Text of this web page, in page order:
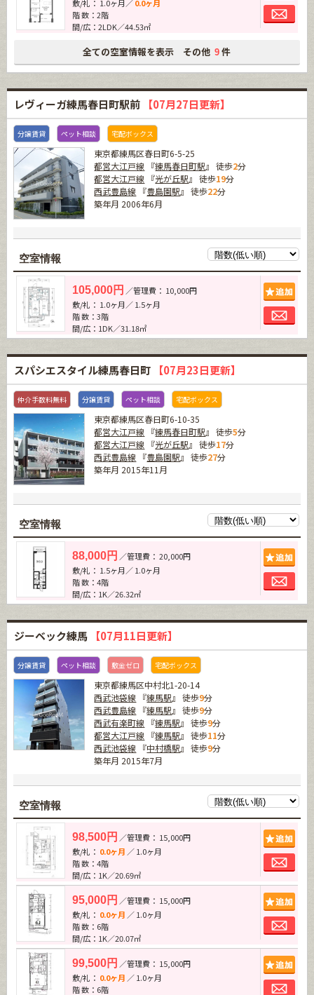
敷/礼： 1.0ヶ月／0.0ヶ月
階 数：2階
間/広：2LDK／44.53㎡
全ての空室情報を表示 その他 9 件
レヴィーガ練馬春日町駅前 【07月27日更新】
分譲賃貸 ペット相談 宅配ボックス
東京都練馬区春日町6-5-25
都営大江戸線 『練馬春日町駅』 徒歩2分
都営大江戸線 『光が丘駅』 徒歩19分
西武豊島線 『豊島園駅』 徒歩22分
築年月 2006年6月
空室情報
105,000円 ／管理費： 10,000円
敷/礼： 1.0ヶ月／ 1.5ヶ月
階 数：3階
間/広：1DK／31.18㎡
スパシエスタイル練馬春日町 【07月23日更新】
仲介手数料無料 分譲賃貸 ペット相談 宅配ボックス
東京都練馬区春日町6-10-35
都営大江戸線 『練馬春日町駅』 徒歩5分
都営大江戸線 『光が丘駅』 徒歩17分
西武豊島線 『豊島園駅』 徒歩27分
築年月 2015年11月
空室情報
88,000円 ／管理費： 20,000円
敷/礼： 1.5ヶ月／ 1.0ヶ月
階 数：4階
間/広：1K／26.32㎡
ジーベック練馬 【07月11日更新】
分譲賃貸 ペット相談 敷金ゼロ 宅配ボックス
東京都練馬区中村北1-20-14
西武池袋線 『練馬駅』 徒歩9分
西武豊島線 『練馬駅』 徒歩9分
西武有楽町線 『練馬駅』 徒歩9分
都営大江戸線 『練馬駅』 徒歩11分
西武池袋線 『中村橋駅』 徒歩9分
築年月 2015年7月
空室情報
98,500円 ／管理費： 15,000円
敷/礼： 0.0ヶ月 ／ 1.0ヶ月
階 数：4階
間/広：1K／20.69㎡
95,000円 ／管理費： 15,000円
敷/礼： 0.0ヶ月 ／ 1.0ヶ月
階 数：6階
間/広：1K／20.07㎡
99,500円 ／管理費： 15,000円
敷/礼： 0.0ヶ月 ／ 1.0ヶ月
階 数：6階